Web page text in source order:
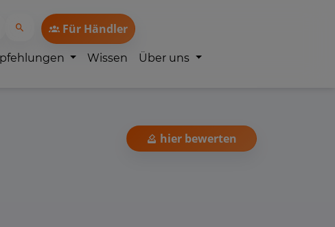
Für Händler
Wissen Über uns
hier bewerten